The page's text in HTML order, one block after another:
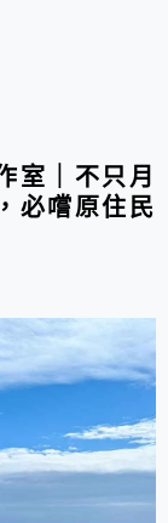
，可以在調味
紅藜及刺蔥等
起，會比較
室｜不只月
必嚐原住民